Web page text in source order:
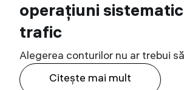
operațiuni
trafic
Alegerea conturilor nu ar trebui
Citeşte mai mult